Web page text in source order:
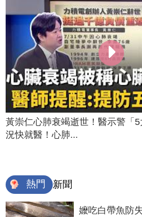
黃崇仁心肺衰竭逝世！醫示警「
況快就醫！心肺...
熱門 新聞
嬤吃白帶魚防